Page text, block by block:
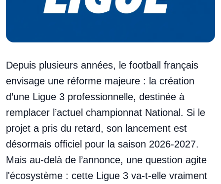
Depuis plusieurs années, le football français
envisage une réforme majeure : la création
d’une Ligue 3 professionnelle, destinée à
remplacer l’actuel championnat National. Si le
projet a pris du retard, son lancement est
désormais officiel pour la saison 2026-2027.
Mais au-delà de l’annonce, une question agite
l'écosystème : cette Ligue 3 va-t-elle vraiment